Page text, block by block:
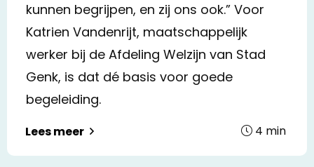
kunnen begrijpen, en zij ons ook.” Voor
Katrien Vandenrijt, maatschappelijk
werker bij de Afdeling Welzijn van Stad
Genk, is dat dé basis voor goede
begeleiding.
Lees meer 4 min